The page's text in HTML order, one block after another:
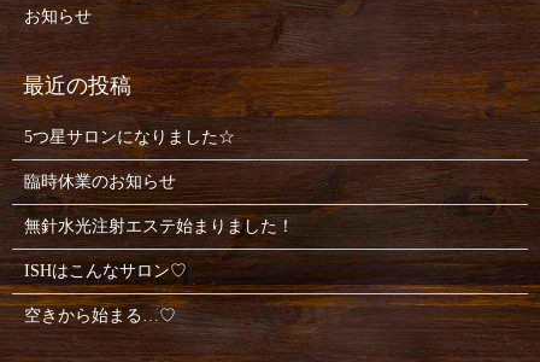
お知らせ
5つ星サロンになりました☆
臨時休業のお知らせ
無針水光注射エステ始まりました！
ISHはこんなサロン♡
空きから始まる…♡